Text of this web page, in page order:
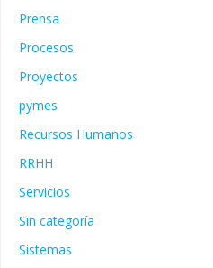
Prensa
Procesos
Proyectos
pymes
Recursos Humanos
RRHH
Servicios
Sin categoría
Sistemas